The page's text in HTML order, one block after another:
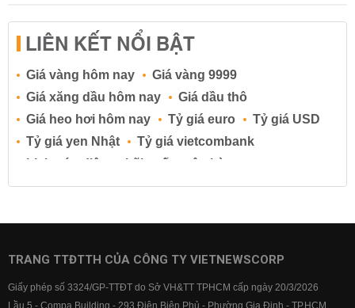
LIÊN KẾT NỔI BẬT
Giá vàng hôm nay
Giá vàng 9999
Giá xăng dầu hôm nay
Giá dầu thô
Giá heo hơi hôm nay
Tỷ giá euro
Tỷ giá USD
Tỷ giá yen Nhật
Tỷ giá vietcombank
Lịch cúp điện
Lãi suất ngân hàng
Lãi suất tiết kiệm
Lãi suất tiền gửi
Lãi suất ngân hàng BIDV
Lãi suất ngân hàng Vietcombank
TRANG TTĐTTH CỦA CÔNG TY VIETNEWSCORP
Giấy phép số 3324/GP-TTĐT do Sở VH&TT TPHCM cấp ngày 20/3/2026